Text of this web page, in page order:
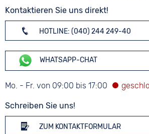
Kontaktieren Sie uns direkt!
HOTLINE: (040) 244 249-40
WHATSAPP-CHAT
Mo. - Fr. von 09:00 bis 17:00
Schreiben Sie uns!
ZUM KONTAKTFORMULAR